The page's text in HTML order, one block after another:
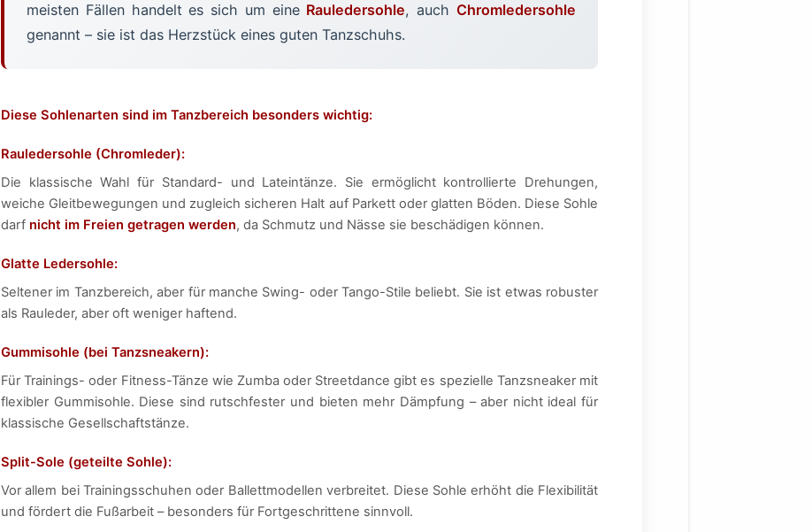
meisten Fällen handelt es sich um eine Rauledersohle, auchChromledersohle
genannt – sie ist das Herzstück eines guten Tanzschuhs.
Diese Sohlenarten sind im Tanzbereich besonders wichtig:
Rauledersohle (Chromleder):
Die klassische Wahl für Standard- und Lateintänze. Sie ermöglicht kontrollierte Drehungen,
weiche Gleitbewegungen und zugleich sicheren Halt auf Parkett oder glatten Böden. Diese Sohle
darf nicht im Freien getragen werden, da Schmutz und Nässe sie beschädigen können.
Glatte Ledersohle:
Seltener im Tanzbereich, aber für manche Swing- oder Tango-Stile beliebt. Sie ist etwas robuster
als Rauleder, aber oft weniger haftend.
Gummisohle (bei Tanzsneakern):
Für Trainings- oder Fitness-Tänze wie Zumba oder Streetdance gibt es spezielle Tanzsneaker mit
flexibler Gummisohle. Diese sind rutschfester und bieten mehr Dämpfung – aber nicht ideal für
klassische Gesellschaftstänze.
Split-Sole (geteilte Sohle):
Vor allem bei Trainingsschuhen oder Ballettmodellen verbreitet. Diese Sohle erhöht die Flexibilität
und fördert die Fußarbeit – besonders für Fortgeschrittene sinnvoll.